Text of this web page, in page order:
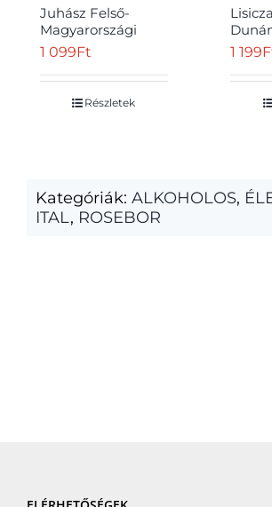
Juhász Felső-
Magyarországi
Merlot Rosé száraz
1 099Ft
Részletek
1 199
Kategóriák: ALKOHOLOS,
ITAL, ROSEBOR